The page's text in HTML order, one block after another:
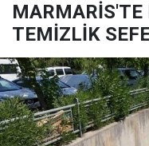
MARMARİS'TE
TEMİZLİK